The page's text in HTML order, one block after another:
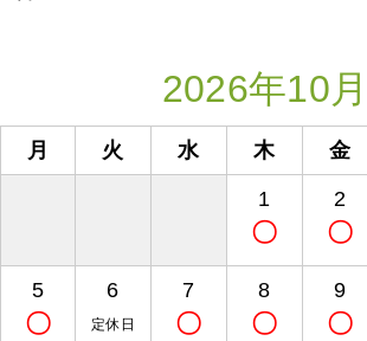
2026年10月
月 火 水 木 金
1
〇
2
〇
5
〇
6
定休日
7
〇
8
〇
9
〇